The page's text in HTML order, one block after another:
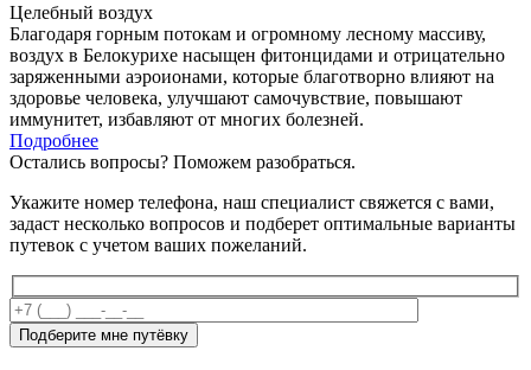
Целебный воздух
Благодаря горным потокам и огромному лесному массиву,
воздух в Белокурихе насыщен фитонцидами и отрицательно
заряженными аэроионами, которые благотворно влияют на
здоровье человека, улучшают самочувствие, повышают
иммунитет, избавляют от многих болезней.
Подробнее
Остались вопросы? Поможем разобраться.
Укажите номер телефона, наш специалист свяжется с вами,
задаст несколько вопросов и подберет оптимальные варианты
путевок с учетом ваших пожеланий.